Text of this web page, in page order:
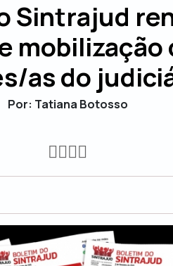
Sintrajud
mobilização
as do
Por: Tatiana Botosso